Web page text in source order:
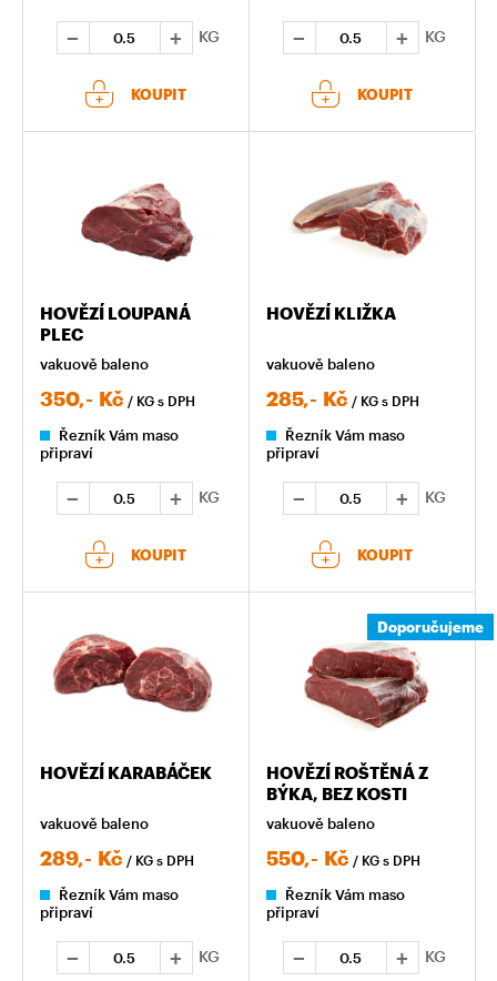
KG
KOUPIT
KG
KOUPIT
HOVĚZÍ LOUPANÁ
PLEC
vakuově baleno
350,- Kč / KG s DPH
Řezník Vám maso
připraví
KG
KOUPIT
HOVĚZÍ KLIŽKA
vakuově baleno
285,- Kč / KG s DPH
Řezník Vám maso
připraví
KG
KOUPIT
HOVĚZÍ KARABÁČEK
vakuově baleno
289,- Kč / KG s DPH
Řezník Vám maso
připraví
KG
Doporučujeme
HOVĚZÍ ROŠTĚNÁ Z
BÝKA, BEZ KOSTI
vakuově baleno
550,- Kč / KG s DPH
Řezník Vám maso
připraví
KG